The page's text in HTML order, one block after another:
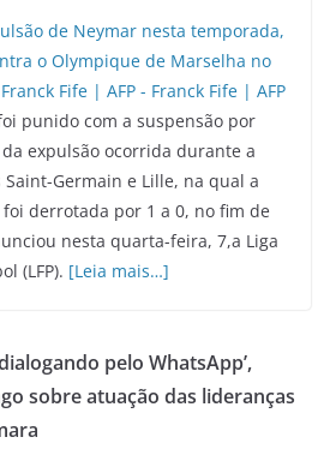
punido com a suspensão por
expulsão ocorrida durante a
Germain e Lille, na qual a
derrotada por 1 a 0, no fim de
nesta quarta-feira, 7,a Liga
(LFP). [Leia mais…]
pelo WhatsApp’,
sobre atuação das lideranças